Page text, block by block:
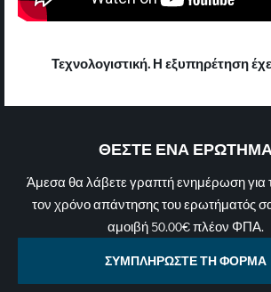
Τεχνολογιστική. Η εξυπηρέτηση
ΘΕΣΤΕ ΕΝΑ ΕΡΩΤΗΜΑ
Άμεσα θα λάβετε γραπτή ενημέρωση για
τον χρόνο απάντησης του ερωτήματός
αμοιβή 50.00€ πλέον ΦΠΑ.
ΣΥΜΠΛΗΡΩΣΤΕ ΤΗ ΦΟΡΜΑ